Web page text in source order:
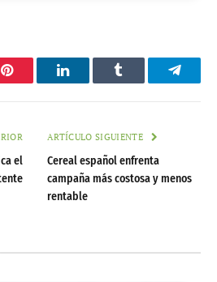
Pinterest LinkedInTumblr
el
ARTÍCULO SIGUIENTE
Cereal español enfrenta
campaña más costosa y menos
rentable